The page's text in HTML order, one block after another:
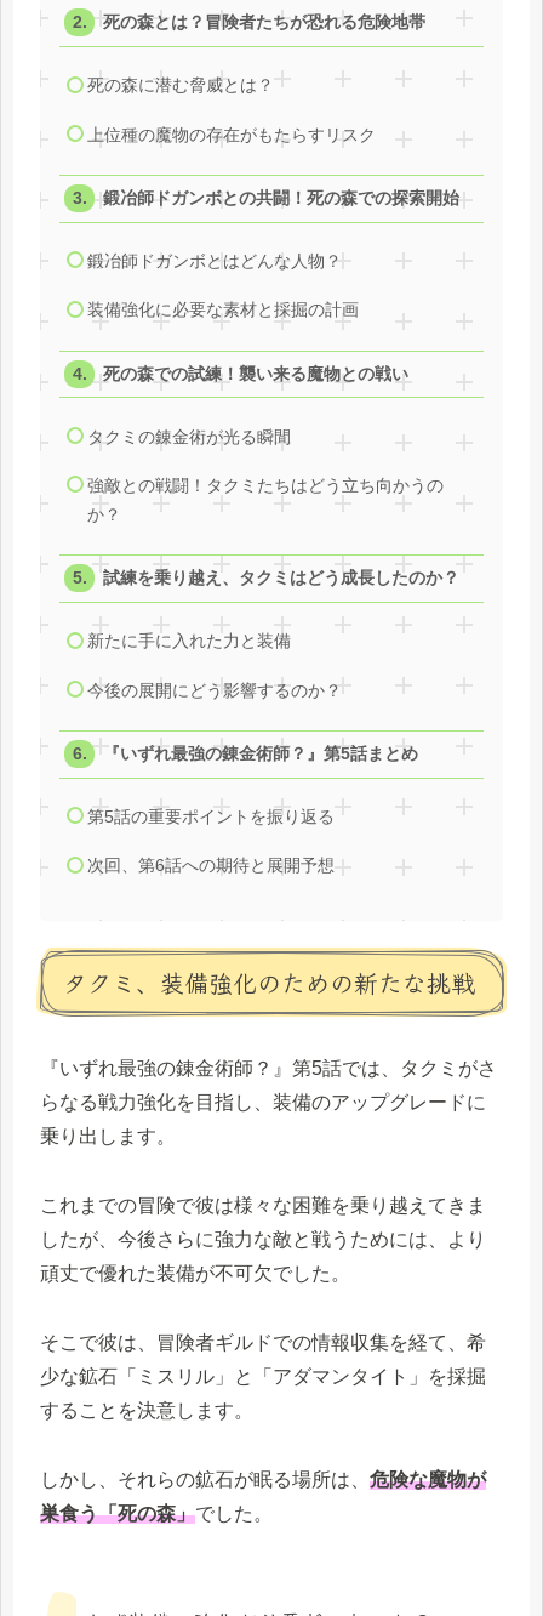
死の森とは？冒険者たちが恐れる危険地帯
死の森に潜む脅威とは？
上位種の魔物の存在がもたらすリスク
鍛冶師ドガンボとの共闘！死の森での探索開始
鍛冶師ドガンボとはどんな人物？
装備強化に必要な素材と採掘の計画
死の森での試練！襲い来る魔物との戦い
タクミの錬金術が光る瞬間
強敵との戦闘！タクミたちはどう立ち向かうの
か？
試練を乗り越え、タクミはどう成長したのか？
新たに手に入れた力と装備
今後の展開にどう影響するのか？
『いずれ最強の錬金術師？』第5話まとめ
第5話の重要ポイントを振り返る
次回、第6話への期待と展開予想
タクミ、装備強化のための新たな挑戦
『いずれ最強の錬金術師？』第5話では、タクミがさ
らなる戦力強化を目指し、装備のアップグレードに
乗り出します。
これまでの冒険で彼は様々な困難を乗り越えてきま
したが、今後さらに強力な敵と戦うためには、より
頑丈で優れた装備が不可欠でした。
そこで彼は、冒険者ギルドでの情報収集を経て、希
少な鉱石「ミスリル」と「アダマンタイト」を採掘
することを決意します。
しかし、それらの鉱石が眠る場所は、 危険な魔物が
巣食う「死の森」でした。